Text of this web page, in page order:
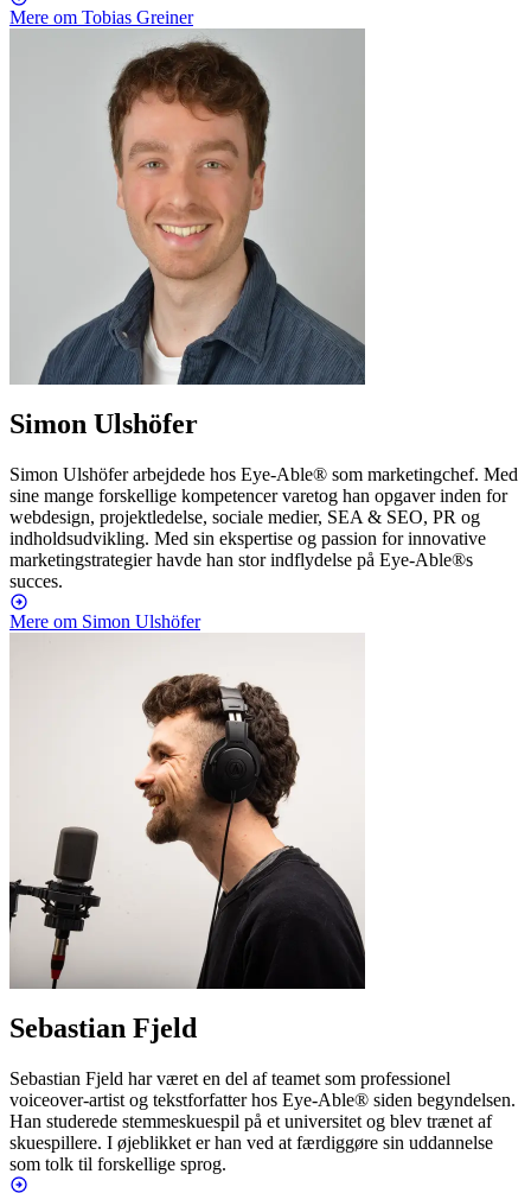
Mere om Tobias Greiner
Simon Ulshöfer
Simon Ulshöfer arbejdede hos Eye-Able® som marketingchef. Med
sine mange forskellige kompetencer varetog han opgaver inden for
webdesign, projektledelse, sociale medier, SEA & SEO, PR og
indholdsudvikling. Med sin ekspertise og passion for innovative
marketingstrategier havde han stor indflydelse på Eye-Able®s
succes.
Mere om Simon Ulshöfer
Sebastian Fjeld
Sebastian Fjeld har været en del af teamet som professionel
voiceover-artist og tekstforfatter hos Eye-Able® siden begyndelsen.
Han studerede stemmeskuespil på et universitet og blev trænet af
skuespillere. I øjeblikket er han ved at færdiggøre sin uddannelse
som tolk til forskellige sprog.